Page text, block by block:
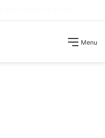
Menu